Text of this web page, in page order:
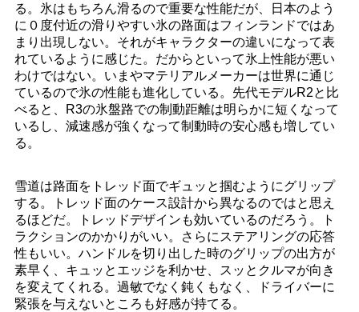
る。氷はもちろん滑るので重要な性能だが、日本のよう
に０度付近の滑りやすい氷の路面はフィンランドではあ
まり出現しない。それがキャラクターの違いになって表
れているように感じた。だからといって氷上性能が悪い
わけではない。いまやマテリアルメーカーは世界に通じ
ているので氷の性能も進化している。先代モデルR2と比
べると、R3の氷盤路での制動距離は明らかに短くなって
いるし、減速感が強くなって制動時の安心感も増してい
る。
雪道は路面をトレッド面でギュッと掴むようにグリップ
する。トレッド面のケース設計から異なるのではと思え
るほどだ。トレッドデザインも効いているのだろう。ト
ラクションのかかりがいい。さらにステアリングの応答
性もいい。ハンドルを切り出した時のグリップの出方が
素早く、キュッとエッジを利かせ、スッとクルマが向き
を変えてくれる。過敏でなく鈍くもなく、ドライバーに
緊張を与えないところも好感が持てる。